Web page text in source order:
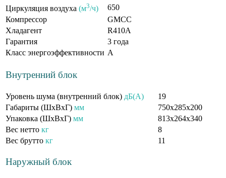
Циркуляция воздуха (м3/ч)
650
Компрессор
GMCC
Хладагент
R410A
Гарантия
3 года
Класс энергоэффективности A
Внутренний блок
Уровень шума (внутренний блок) дБ(А)
19
Габариты (ШxВxГ) мм
750х285х200
Упаковка (ШxВxГ) мм
813х264х340
Вес нетто кг
8
Вес брутто кг 11
Наружный блок